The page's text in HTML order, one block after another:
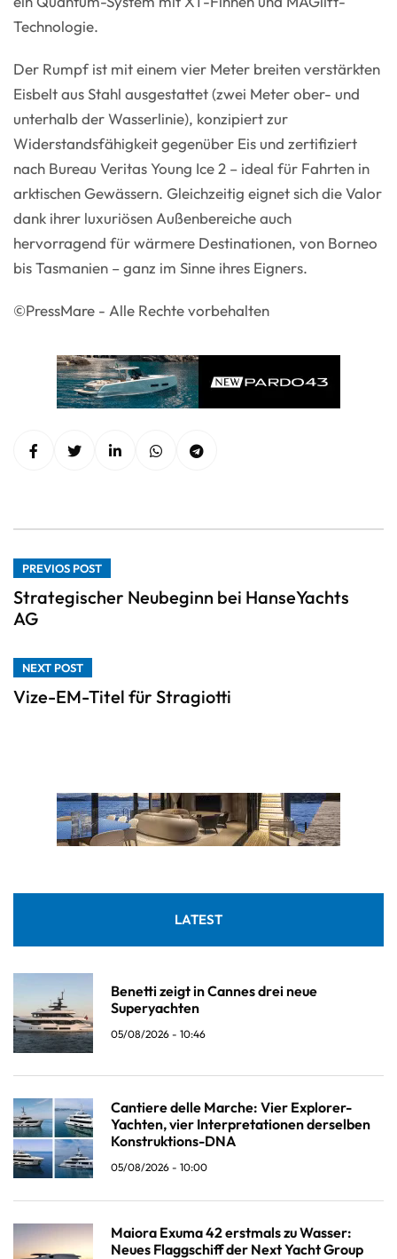
Technologie.
Der Rumpf ist mit einem vier Meter breiten verstärkten
Eisbelt aus Stahl ausgestattet (zwei Meter ober- und
unterhalb der Wasserlinie), konzipiert zur
Widerstandsfähigkeit gegenüber Eis und zertifiziert
nach Bureau Veritas Young Ice 2 – ideal für Fahrten in
arktischen Gewässern. Gleichzeitig eignet sich die Valor
dank ihrer luxuriösen Außenbereiche auch
hervorragend für wärmere Destinationen, von Borneo
bis Tasmanien – ganz im Sinne ihres Eigners.
©PressMare - Alle Rechte vorbehalten
PREVIOS POST
Strategischer Neubeginn bei HanseYachts
AG
NEXT POST
Vize-EM-Titel für Stragiotti
LATEST
Benetti zeigt in Cannes drei neue
Superyachten
05/08/2026 - 10:46
Cantiere delle Marche: Vier Explorer-
Yachten, vier Interpretationen derselben
Konstruktions-DNA
05/08/2026 - 10:00
Maiora Exuma 42 erstmals zu Wasser:
Neues Flaggschiff der Next Yacht Group